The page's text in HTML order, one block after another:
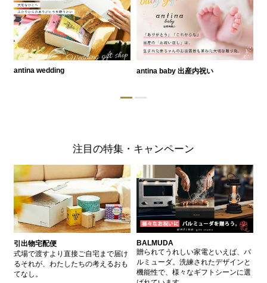
antina wedding antina baby 出産内祝い
注目の特集・キャンペーン
引出物宅配便
式場で渡すより直接ご自宅まで届け
るそれが、わたしたちの考えるおも
てなし。
BALMUDA
贈られてうれしい家電といえば、バ
ルミューダ。洗練されたデザインと
機能性で、様々なギフトシーンに選